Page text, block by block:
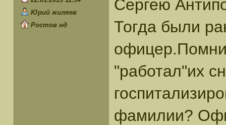
Юрий жиляев
Ростов нд
Сергею
Тогда были
"работал"их
фамилии?